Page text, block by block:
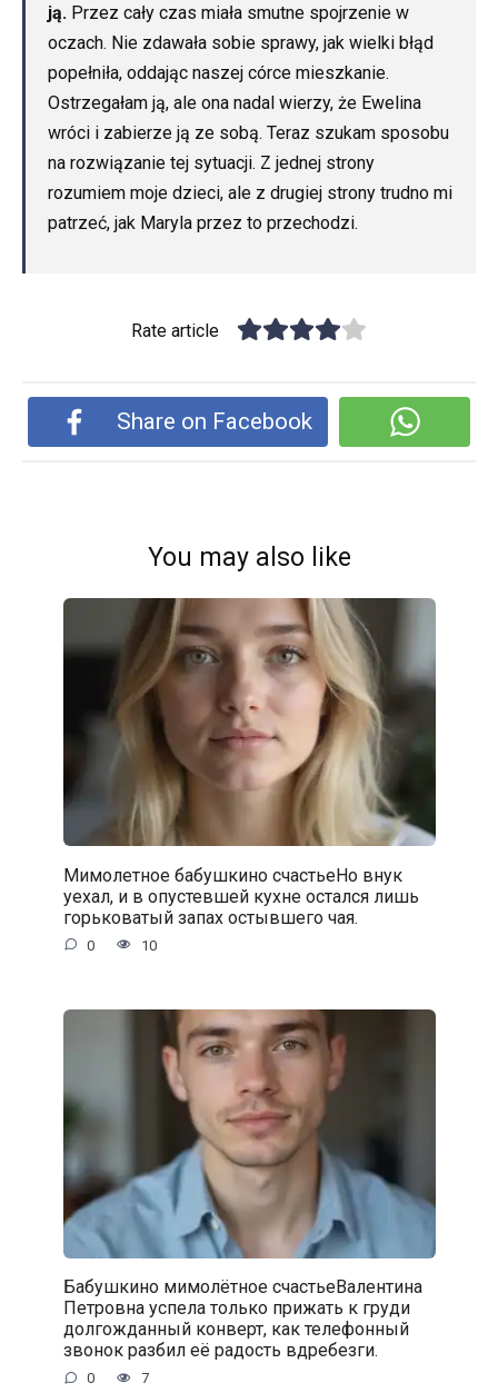
ją. Przez cały czas miała smutne spojrzenie w
oczach. Nie zdawała sobie sprawy, jak wielki błąd
popełniła, oddając naszej córce mieszkanie.
Ostrzegałam ją, ale ona nadal wierzy, że Ewelina
wróci i zabierze ją ze sobą. Teraz szukam sposobu
na rozwiązanie tej sytuacji. Z jednej strony
rozumiem moje dzieci, ale z drugiej strony trudno mi
patrzeć, jak Maryla przez to przechodzi.
Rate article
Share on Facebook
You may also like
Мимолетное бабушкино счастьеНо внук
уехал, и в опустевшей кухне остался лишь
горьковатый запах остывшего чая.
0 10
Бабушкино мимолётное счастьеВалентина
Петровна успела только прижать к груди
долгожданный конверт, как телефонный
звонок разбил её радость вдребезги.
0 7